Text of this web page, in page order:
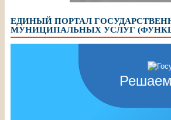
ЕДИНЫЙ ПОРТАЛ
МУНИЦИПАЛЬНЫХ УСЛУГ